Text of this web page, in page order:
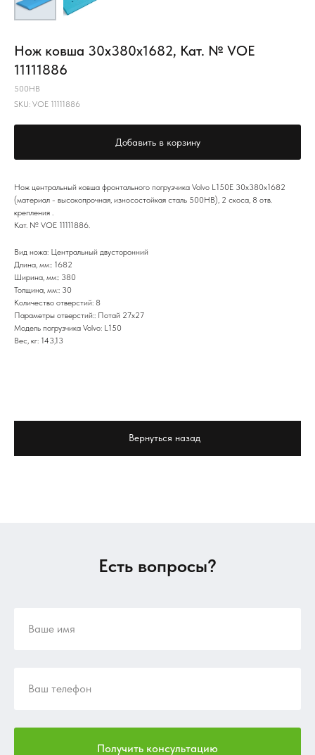
Нож ковша 30х380х1682, Кат. № VOE
11111886
500HB
SKU: VOE 11111886
Добавить в корзину
Нож центральный ковша фронтального погрузчика Volvo L150E 30х380х1682
(материал - высокопрочная, износостойкая сталь 500HB), 2 скоса, 8 отв.
крепления .
Кат. № VOE 11111886.
Вид ножа: Центральный двусторонний
Длина, мм:: 1682
Ширина, мм:: 380
Толщина, мм:: 30
Количество отверстий: 8
Параметры отверстий:: Потай 27х27
Модель погрузчика Volvo: L150
Вес, кг: 143,13
Вернуться назад
Есть вопросы?
Получить консультацию